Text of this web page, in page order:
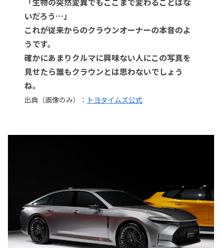
いだろう…」
これが従来からのクラウンオーナーの本音のよ
うです。
確かにあまりクルマに興味ない人にこの写真を
見せたら誰もクラウンとは思わないでしょう
ね。
出典（画像のみ）： トヨタイムズ公式